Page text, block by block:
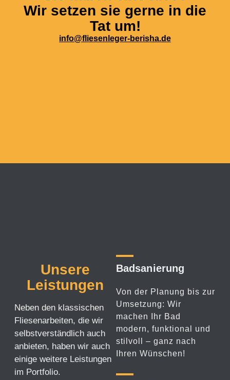
Wir setzen sie gerne in die
Tat um!
info@fliesenleger-berisha.de
Unsere
Leistungen
Neben den klassischen
Fliesen­arbeiten, die wir
selbst­verständlich auch
anbieten, haben wir auch
einige weitere Leistungen
im Portfolio.
Bad­sanierung
Von der Planung bis zur
Umsetzung: Wir
machen Ihr Bad
modern, funktional und
stilvoll – ganz nach
Ihren Wünschen!